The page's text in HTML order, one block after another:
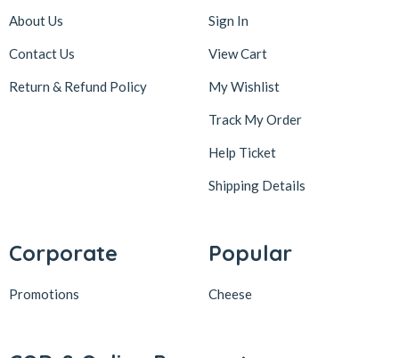
About Us
Contact Us
Return & Refund Policy
Sign In
View Cart
My Wishlist
Track My Order
Help Ticket
Shipping Details
Corporate
Promotions
Popular
Cheese